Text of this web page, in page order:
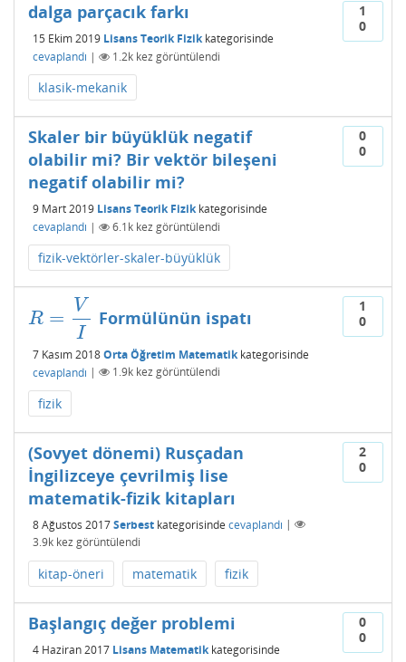
1
0
dalga parçacık farkı
15 Ekim 2019 Lisans Teorik Fizikkategorisinde
cevaplandı | 1.2k kez görüntülendi
klasik-mekanik
0
0
Skaler bir büyüklük negatif
olabilir mi? Bir vektör bileşeni
negatif olabilir mi?
9 Mart 2019 Lisans Teorik Fizikkategorisinde
cevaplandı | 6.1k kez görüntülendi
fizik-vektörler-skaler-büyüklük
1
0
R =
V
I
R= VI Formülünün ispatı
7 Kasım 2018Orta Öğretim Matematik kategorisinde
cevaplandı | 1.9k kez görüntülendi
fizik
2
0
(Sovyet dönemi) Rusçadan
İngilizceye çevrilmiş lise
matematik-fizik kitapları
8 Ağustos 2017Serbest kategorisinde cevaplandı |
3.9k kez görüntülendi
kitap-öneri matematik fizik
0
0
Başlangıç değer problemi
4 Haziran 2017 Lisans Matematik kategorisinde